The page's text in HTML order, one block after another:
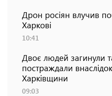
Дрон росіян влучив
Харкові
10:41
Двоє людей загинули
постраждали внаслідок
Харківщини
09:03